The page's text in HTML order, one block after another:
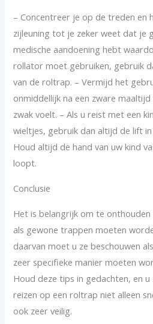
– Concentreer je op de treden en
zijleuning tot je zeker weet dat je
medische aandoening hebt
rollator moet gebruiken, gebruik
van de roltrap. – Vermijd het
onmiddellijk na een zware
zwak voelt. – Als u reist met een
wieltjes, gebruik dan altijd de lift
Houd altijd de hand van uw kind
loopt.
Conclusie
Het is belangrijk om te
als gewone trappen moeten
daarvan moet u ze beschouwen
zeer specifieke manier moeten
Houd deze tips in gedachten, en
reizen op een roltrap niet alleen
ook zeer veilig.